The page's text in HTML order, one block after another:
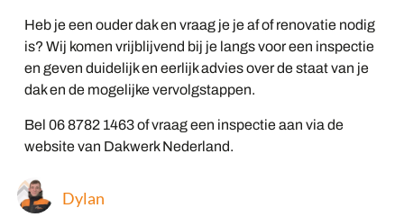
Heb je een ouder dak en vraag je je af of renovatie nodig
is? Wij komen vrijblijvend bij je langs voor een inspectie
en geven duidelijk en eerlijk advies over de staat van je
dak en de mogelijke vervolgstappen.
Bel 06 8782 1463 of vraag een inspectie aan via de
website van Dakwerk Nederland.
Dylan